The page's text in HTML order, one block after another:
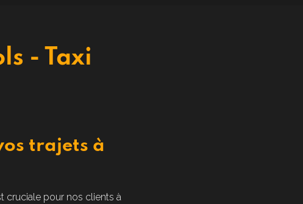
- Taxi
trajets à
cruciale pour nos clients à